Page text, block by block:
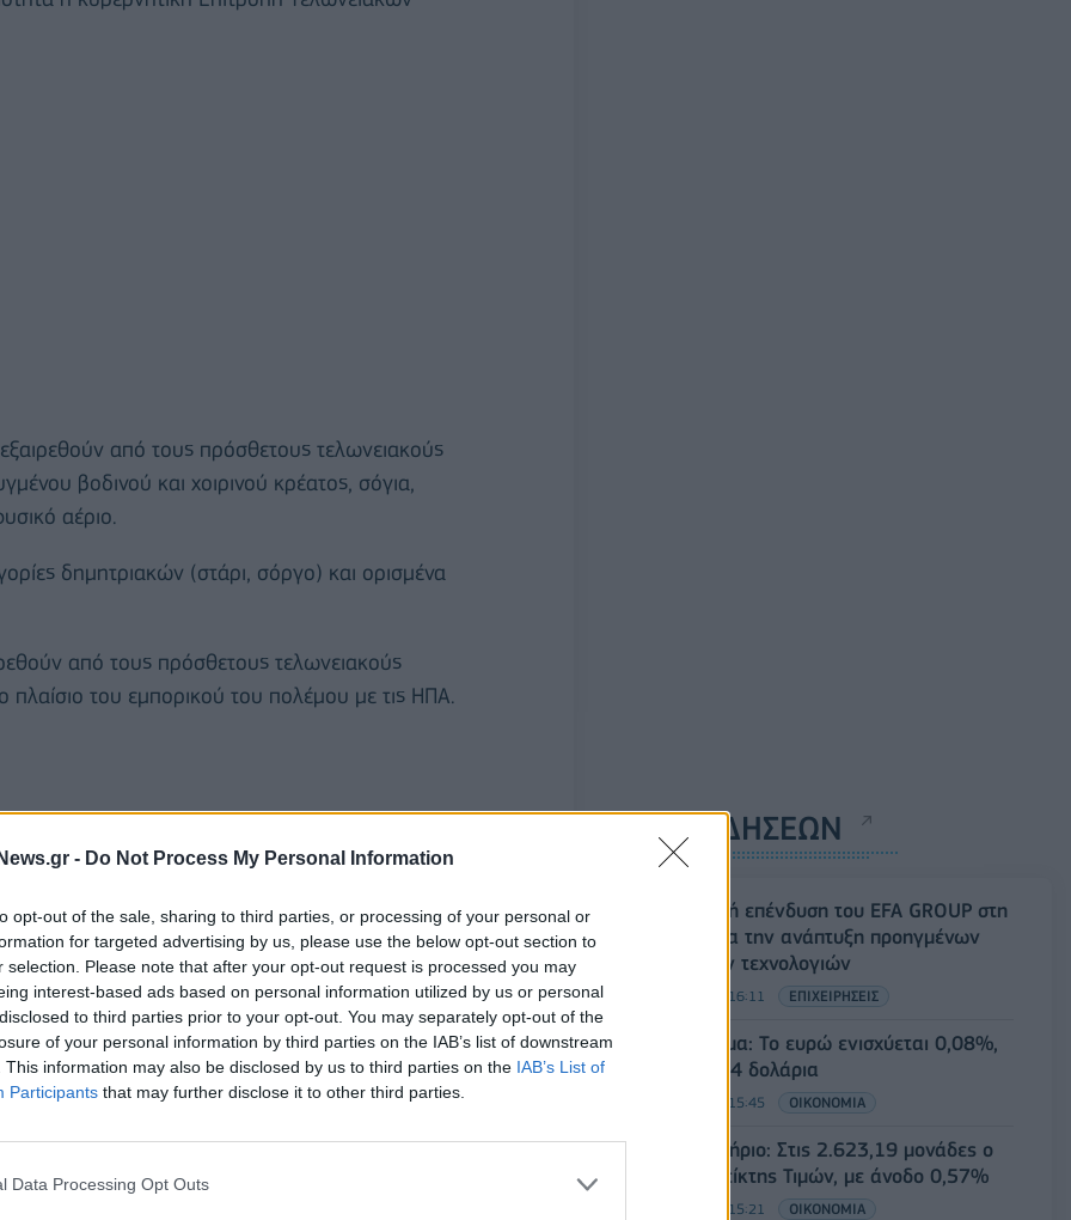
- Do Not Process My Personal Information
opt-out of the sale, sharing to third parties, or processing of your personal or
for targeted advertising by us, please use the below opt-out section to
selection. Please note that after your opt-out request is processed you may
interest-based ads based on personal information utilized by us or personal
to third parties prior to your opt-out. You may separately opt-out of the
of your personal information by third parties on the IAB’s list of downstream
This information may also be disclosed by us to third parties on the IAB’s List of
Participants that may further disclose it to other third parties.
Data Processing Opt Outs
από τους πρόσθετους τελωνειακούς
βοδινού και χοιρινού κρέατος, σόγια,
αέριο.
δημητριακών (στάρι, σόργο) και ορισμένα
από τους πρόσθετους τελωνειακούς
του εμπορικού του πολέμου με τις ΗΠΑ.
κινεζικές εταιρείες εισαγωγών θα πρέπει να
από το μέτρο αυτό.
καλύτερα η αυξανόμενη ζήτηση των Κινέζων
ΡΟΗ ΕΙΔΗΣΕΩΝ
Στρατηγική επένδυση του EFA GROUP στη
Fractal για την ανάπτυξη προηγμένων
αμυντικών τεχνολογιών
07/08/2026 - 16:11 ΕΠΙΧΕΙΡΗΣΕΙΣ
Συνάλλαγμα: Το ευρώ ενισχύεται 0,08%,
στα 1,1534 δολάρια
07/08/2026 - 15:45 ΟΙΚΟΝΟΜΙΑ
Χρηματιστήριο: Στις 2.623,19 μονάδες ο
Γενικός Δείκτης Τιμών, με άνοδο 0,57%
07/08/2026 - 15:21 ΟΙΚΟΝΟΜΙΑ